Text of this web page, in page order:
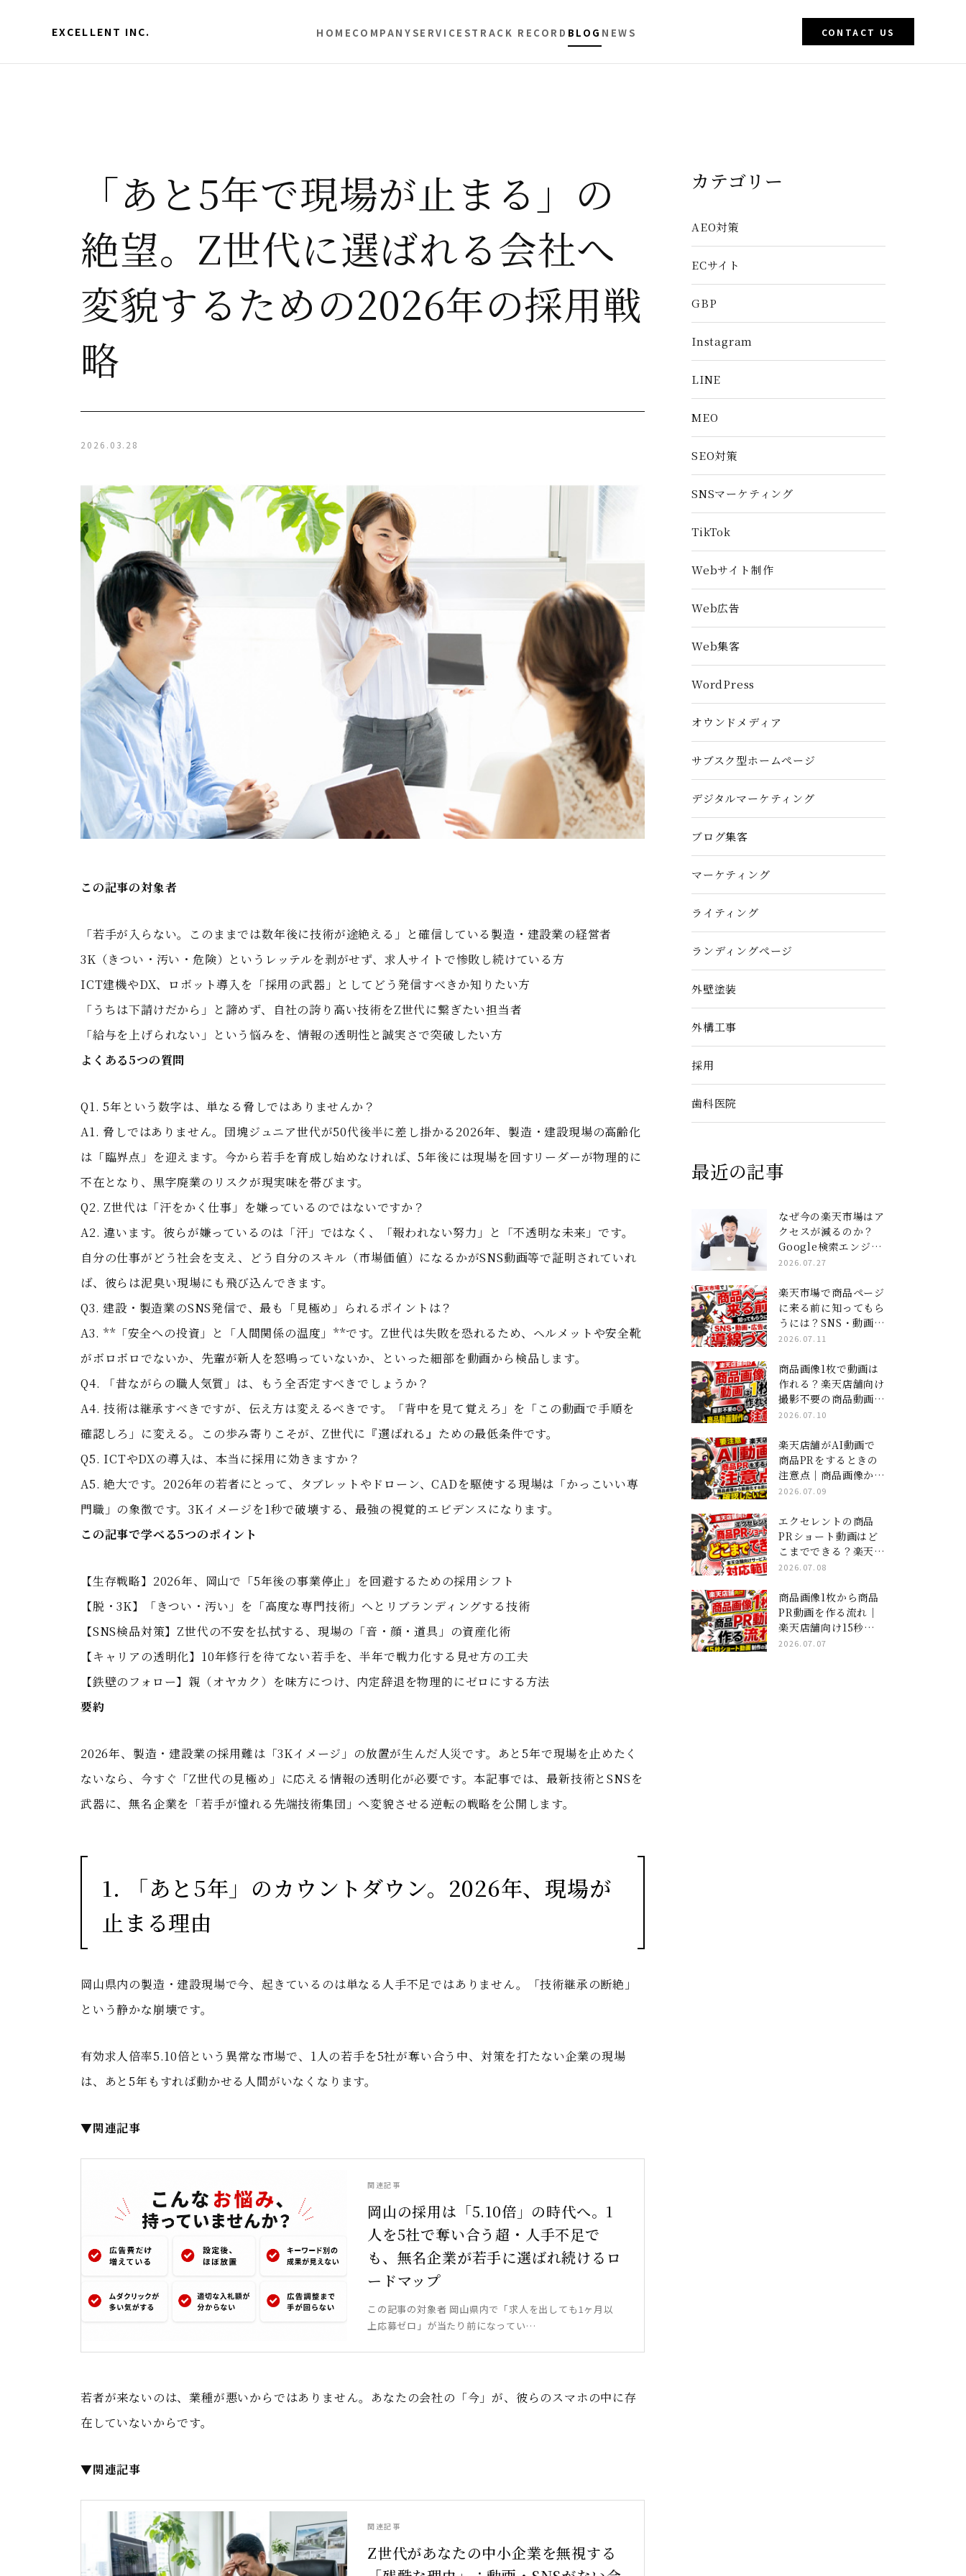
EXCELLENT INC. HOME COMPANY SERVICESTRACK RECORD BLOG NEWS CONTACT US
「あと5年で現場が止まる」の
絶望。Z世代に選ばれる会社へ
変貌するための2026年の採用戦
略
2026.03.28
この記事の対象者
「若手が入らない。このままでは数年後に技術が途絶える」と確信している製造・建設業の経営者
3K（きつい・汚い・危険）というレッテルを剥がせず、求人サイトで惨敗し続けている方
ICT建機やDX、ロボット導入を「採用の武器」としてどう発信すべきか知りたい方
「うちは下請けだから」と諦めず、自社の誇り高い技術をZ世代に繋ぎたい担当者
「給与を上げられない」という悩みを、情報の透明性と誠実さで突破したい方
よくある5つの質問
Q1. 5年という数字は、単なる脅しではありませんか？
A1. 脅しではありません。団塊ジュニア世代が50代後半に差し掛かる2026年、製造・建設現場の高齢化
は「臨界点」を迎えます。今から若手を育成し始めなければ、5年後には現場を回すリーダーが物理的に
不在となり、黒字廃業のリスクが現実味を帯びます。
Q2. Z世代は「汗をかく仕事」を嫌っているのではないですか？
A2. 違います。彼らが嫌っているのは「汗」ではなく、「報われない努力」と「不透明な未来」です。
自分の仕事がどう社会を支え、どう自分のスキル（市場価値）になるかがSNS動画等で証明されていれ
ば、彼らは泥臭い現場にも飛び込んできます。
Q3. 建設・製造業のSNS発信で、最も「見極め」られるポイントは？
A3. **「安全への投資」と「人間関係の温度」**です。Z世代は失敗を恐れるため、ヘルメットや安全靴
がボロボロでないか、先輩が新人を怒鳴っていないか、といった細部を動画から検品します。
Q4. 「昔ながらの職人気質」は、もう全否定すべきでしょうか？
A4. 技術は継承すべきですが、伝え方は変えるべきです。「背中を見て覚えろ」を「この動画で手順を
確認しろ」に変える。この歩み寄りこそが、Z世代に『選ばれる』ための最低条件です。
Q5. ICTやDXの導入は、本当に採用に効きますか？
A5. 絶大です。2026年の若者にとって、タブレットやドローン、CADを駆使する現場は「かっこいい専
門職」の象徴です。3Kイメージを1秒で破壊する、最強の視覚的エビデンスになります。
この記事で学べる5つのポイント
【生存戦略】2026年、岡山で「5年後の事業停止」を回避するための採用シフト
【脱・3K】「きつい・汚い」を「高度な専門技術」へとリブランディングする技術
【SNS検品対策】Z世代の不安を払拭する、現場の「音・顔・道具」の資産化術
【キャリアの透明化】10年修行を待てない若手を、半年で戦力化する見せ方の工夫
【鉄壁のフォロー】親（オヤカク）を味方につけ、内定辞退を物理的にゼロにする方法
要約
2026年、製造・建設業の採用難は「3Kイメージ」の放置が生んだ人災です。あと5年で現場を止めたく
ないなら、今すぐ「Z世代の見極め」に応える情報の透明化が必要です。本記事では、最新技術とSNSを
武器に、無名企業を「若手が憧れる先端技術集団」へ変貌させる逆転の戦略を公開します。
1. 「あと5年」のカウントダウン。2026年、現場が
止まる理由
岡山県内の製造・建設現場で今、起きているのは単なる人手不足ではありません。「技術継承の断絶」
という静かな崩壊です。
有効求人倍率5.10倍という異常な市場で、1人の若手を5社が奪い合う中、対策を打たない企業の現場
は、あと5年もすれば動かせる人間がいなくなります。
▼関連記事
関連記事
岡山の採用は「5.10倍」の時代へ。1
人を5社で奪い合う超・人手不足で
も、無名企業が若手に選ばれ続けるロ
ードマップ
この記事の対象者 岡山県内で「求人を出しても1ヶ月以
上応募ゼロ」が当たり前になってい…
若者が来ないのは、業種が悪いからではありません。あなたの会社の「今」が、彼らのスマホの中に存
在していないからです。
▼関連記事
関連記事
Z世代があなたの中小企業を無視する
カテゴリー
AEO対策
ECサイト
GBP
Instagram
LINE
MEO
SEO対策
SNSマーケティング
TikTok
Webサイト制作
Web広告
Web集客
WordPress
オウンドメディア
サブスク型ホームぺージ
デジタルマーケティング
ブログ集客
マーケティング
ライティング
ランディングぺージ
外壁塗装
外構工事
採用
歯科医院
最近の記事
なぜ今の楽天市場はア
クセスが減るのか？
Google検索エンジン
と楽天AIを完全攻略
ジ×ショート動画」集
客の全貌
2026.07.27
楽天市場で商品ページ
に来る前に知ってもら
うには？SNS・動画・
広告の導線づくり
2026.07.11
商品画像1枚で動画は
作れる？楽天店舗向け
撮影不要の商品動画制
作の注意点
2026.07.10
楽天店舗がAI動画で
商品PRをするときの
注意点｜商品画像から
動画化する前に確認し
2026.07.09
エクセレントの商品
PRショート動画はど
こまでできる？楽天店
舗向けサービスの対応
2026.07.08
商品画像1枚から商品
PR動画を作る流れ｜
楽天店舗向け15秒ショ
ート動画制作の進め方
2026.07.07